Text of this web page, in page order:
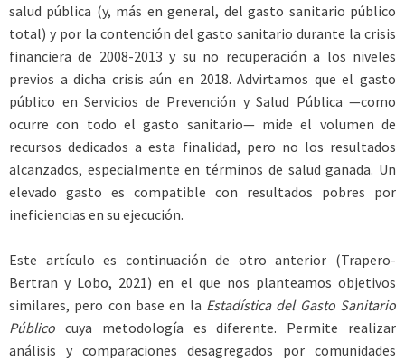
salud pública (y, más en general, del gasto sanitario público
total) y por la contención del gasto sanitario durante la crisis
financiera de 2008-2013 y su no recuperación a los niveles
previos a dicha crisis aún en 2018. Advirtamos que el gasto
público en Servicios de Prevención y Salud Pública —como
ocurre con todo el gasto sanitario— mide el volumen de
recursos dedicados a esta finalidad, pero no los resultados
alcanzados, especialmente en términos de salud ganada. Un
elevado gasto es compatible con resultados pobres por
ineficiencias en su ejecución.
Este artículo es continuación de otro anterior (Trapero-
Bertran y Lobo, 2021) en el que nos planteamos objetivos
similares, pero con base en la Estadística del Gasto Sanitario
Público cuya metodología es diferente. Permite realizar
análisis y comparaciones desagregados por comunidades